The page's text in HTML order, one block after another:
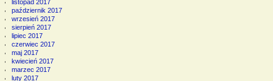
listopad 2017
październik 2017
wrzesień 2017
sierpień 2017
lipiec 2017
czerwiec 2017
maj 2017
kwiecień 2017
marzec 2017
luty 2017